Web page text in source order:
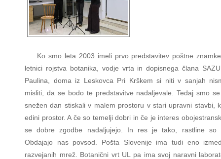
Ko smo leta 2003 imeli prvo predstavitev poštne
letnici rojstva botanika, vodje vrta in dopisnega člana
Paulina, doma iz Leskovca Pri Krškem si niti v sanjah
misliti, da se bodo te predstavitve nadaljevale. Tedaj smo
snežen dan stiskali v malem prostoru v stari upravni stavbi,
edini prostor. A če so temelji dobri in če je interes
se dobre zgodbe nadaljujejo. In res je tako, rastline so
Obdajajo nas povsod. Pošta Slovenije ima tudi eno
razvejanih mrež. Botanični vrt UL pa ima svoj naravni